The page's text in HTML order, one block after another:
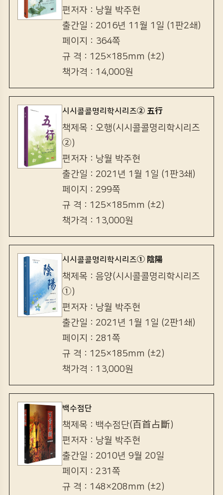
편저자 : 낭월 박주현
출간일 : 2016년 11월 1일 (1판2쇄)
페이지 : 364쪽
규 격 : 125×185mm (±2)
책가격 : 14,000원
시시콜콜명리학시리즈② 五行
책제목 : 오행(시시콜콜명리학시리즈
②)
편저자 : 낭월 박주현
출간일 : 2021년 1월 1일 (1판3쇄)
페이지 : 299쪽
규 격 : 125×185mm (±2)
책가격 : 13,000원
시시콜콜명리학시리즈① 陰陽
책제목 : 음양(시시콜콜명리학시리즈
①)
편저자 : 낭월 박주현
출간일 : 2021년 1월 1일 (2판1쇄)
페이지 : 281쪽
규 격 : 125×185mm (±2)
책가격 : 13,000원
백수점단
책제목 : 백수점단(百首占斷)
편저자 : 낭월 박주현
출간일 : 2010년 9월 20일
페이지 : 231쪽
규 격 : 148×208mm (±2)